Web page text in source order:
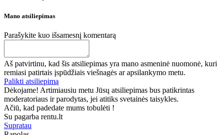
Mano atsiliepimas
Parašykite kuo išsamesnį komentarą
Aš patvirtinu, kad šis atsiliepimas yra mano asmeninė nuomonė, kuri
remiasi patirtais įspūdžiais viešnagės ar apsilankymo metu.
Palikti atsiliepimą
Dėkojame! Artimiausiu metu Jūsų atsiliepimas bus patikrintas
moderatoriaus ir parodytas, jei atitiks svetainės taisykles.
Ačiū, kad padedate mums tobulėti !
Su pagarba rentu.lt
Supratau